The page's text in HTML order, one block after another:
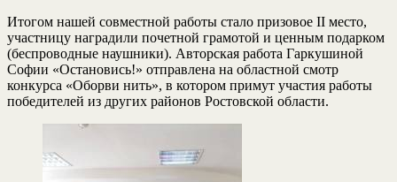
Итогом нашей совместной работы стало призовое II место,
участницу наградили почетной грамотой и ценным подарком
(беспроводные наушники). Авторская работа Гаркушиной
Софии «Остановись!» отправлена на областной смотр
конкурса «Оборви нить», в котором примут участия работы
победителей из других районов Ростовской области.